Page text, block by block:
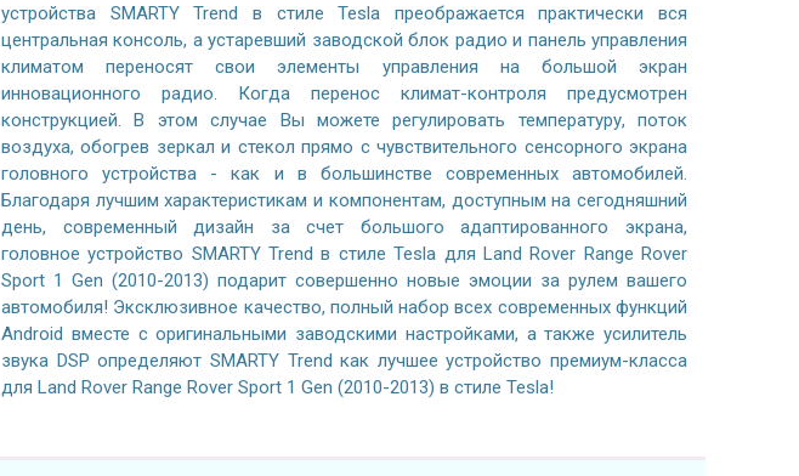
устройства SMARTY Trend в стиле Tesla преображается практически вся
центральная консоль, а устаревший заводской блок радио и панель управления
климатом переносят свои элементы управления на большой экран
инновационного радио. Когда перенос климат-контроля предусмотрен
конструкцией. В этом случае Вы можете регулировать температуру, поток
воздуха, обогрев зеркал и стекол прямо с чувствительного сенсорного экрана
головного устройства - как и в большинстве современных автомобилей.
Благодаря лучшим характеристикам и компонентам, доступным на сегодняшний
день, современный дизайн за счет большого адаптированного экрана,
головное устройство SMARTY Trend в стиле Tesla для Land Rover Range Rover
Sport 1 Gen (2010-2013) подарит совершенно новые эмоции за рулем вашего
автомобиля! Эксклюзивное качество, полный набор всех современных функций
Android вместе с оригинальными заводскими настройками, а также усилитель
звука DSP определяют SMARTY Trend как лучшее устройство премиум-класса
для Land Rover Range Rover Sport 1 Gen (2010-2013) в стиле Tesla!